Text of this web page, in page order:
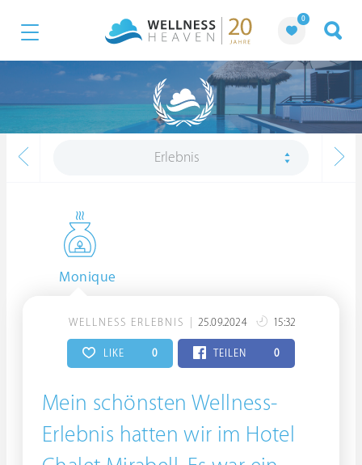
0
Erlebnis
Monique
WELLNESS ERLEBNIS 25.09.2024 15:32
LIKE 0 TEILEN 0
Mein schönsten Wellness-
Erlebnis hatten wir im Hotel